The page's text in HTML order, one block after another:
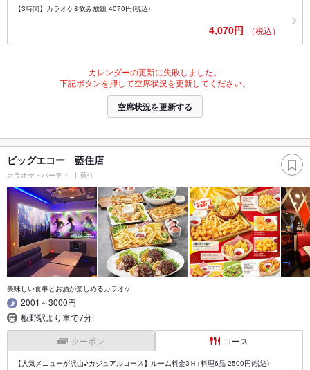
【3時間】カラオケ&飲み放題 4070円(税込)
4,070円 （税込）
カレンダーの更新に失敗しました。
下記ボタンを押して空席状況を更新してください。
空席状況を更新する
ビッグエコー 藍住店
カラオケ・パーティ 藍住
美味しい食事とお酒が楽しめるカラオケ
2001～3000円
板野駅より車で7分!
クーポン コース
【人気メニューが沢山♪カジュアルコース】ルーム料金3Ｈ+料理6品 2500円(税込)